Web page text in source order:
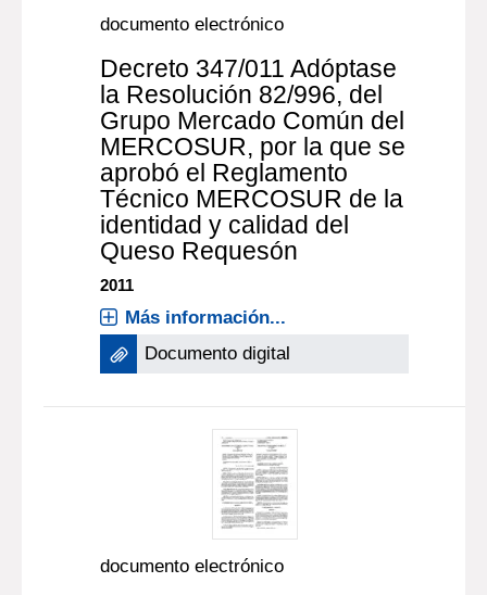
documento electrónico
Decreto 347/011 Adóptase
la Resolución 82/996, del
Grupo Mercado Común del
MERCOSUR, por la que se
aprobó el Reglamento
Técnico MERCOSUR de la
identidad y calidad del
Queso Requesón
2011
Más información...
Documento digital
documento electrónico